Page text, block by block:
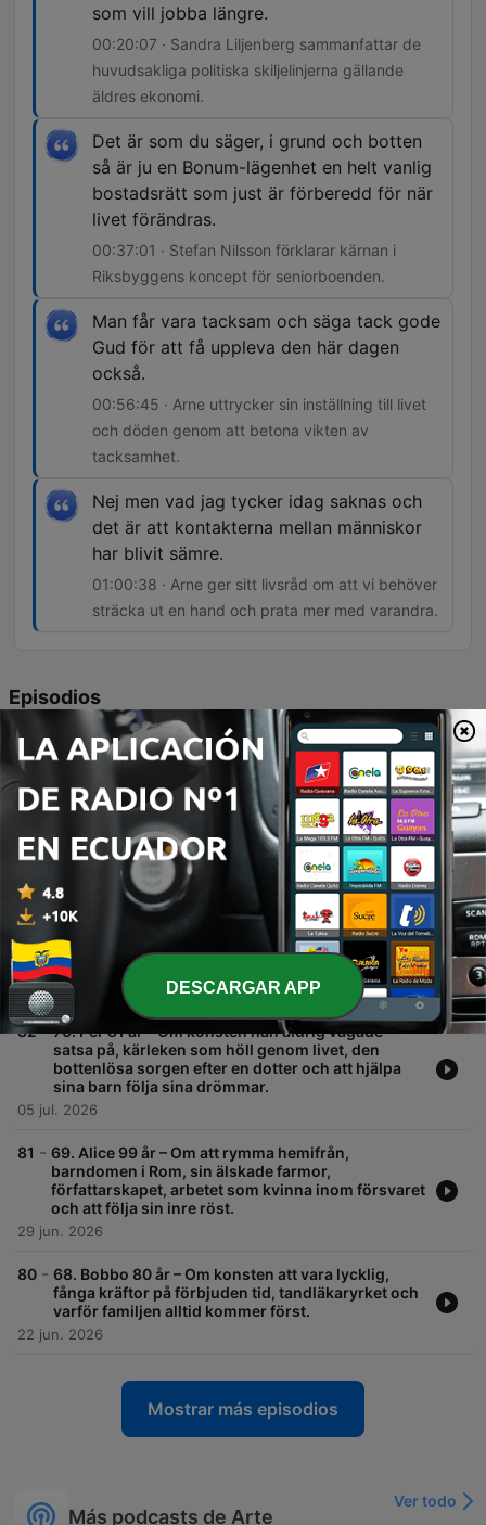
som vill jobba längre.
00:20:07 · Sandra Liljenberg sammanfattar de
huvudsakliga politiska skiljelinjerna gällande
äldres ekonomi.
Det är som du säger, i grund och botten
så är ju en Bonum-lägenhet en helt vanlig
bostadsrätt som just är förberedd för när
livet förändras.
00:37:01 · Stefan Nilsson förklarar kärnan i
Riksbyggens koncept för seniorboenden.
Man får vara tacksam och säga tack gode
Gud för att få uppleva den här dagen
också.
00:56:45 · Arne uttrycker sin inställning till livet
och döden genom att betona vikten av
tacksamhet.
Nej men vad jag tycker idag saknas och
det är att kontakterna mellan människor
har blivit sämre.
01:00:38 · Arne ger sitt livsråd om att vi behöver
sträcka ut en hand och prata mer med varandra.
Episodios
- 72. Arne 95 år – Om livet som gruvarbetare,
äventyret på Kebnekaise, uppväxten i
Västerbotten, att förlora sin mamma som barn och
våga ställa frågor innan det är försent.
I detta avsnitt möter vi 95-åriga Arne i Kiruna, som delar med sig av personliga minnen från sin barndom utanför Skellefteå, livet i bageriet och sin tid som närstående till hustrun Kerstin. Samtalet rör även historiska expeditioner till Kebnekaise och reflektioner kring naturens betydelse. Utöver de personliga berättelserna analyseras politiska förslag gällande pension och ekonomi för äldre i Ekonomiminuten, samt besöks Riksbyggens Bonum-koncept för seniorboenden. Avsnittet avslutas med Arnes livsråd om vikten av mänsklig kontakt och tacksamhet.
03 ago. 2026
83 - 71. Johannie 105 år – Om livsvisdom från hennes
farmor, en självförsörjande uppväxt, smugglingen
under krigsåren, lyckan i de små sakerna och att
se en vän i varje människa.
Möt den 105-åriga Johanni i ett djupt samtal om ett långt liv fyllt av både prövningar och visdom. Hon delar med sig av minnen från sin barndom i Norge, flytten till Sverige och de starka upplevelserna under andra världskriget, inklusive smuggling över gränsen samt personliga förluster. Avsnittet utforskar även teman som självförsörjning, entreprenörskap i Sälen och vikten av att finna lyckan i vardagens små ögonblick. Vi får även ett besök hos 60plusbanken där fokus ligger på ekonomiska behov för livshändelser och renoveringar.
27 jul. 2026
82 - 70. Per 81 år – Om konsten han aldrig vågade
satsa på, kärleken som höll genom livet, den
bottenlösa sorgen efter en dotter och att hjälpa
sina barn följa sina drömmar.
05 jul. 2026
81 - 69. Alice 99 år – Om att rymma hemifrån,
barndomen i Rom, sin älskade farmor,
författarskapet, arbetet som kvinna inom försvaret
och att följa sin inre röst.
29 jun. 2026
80 - 68. Bobbo 80 år – Om konsten att vara lycklig,
fånga kräftor på förbjuden tid, tandläkaryrket och
varför familjen alltid kommer först.
22 jun. 2026
Mostrar más episodios
Más podcasts de Arte
Ver todo
DESCARGAR APP